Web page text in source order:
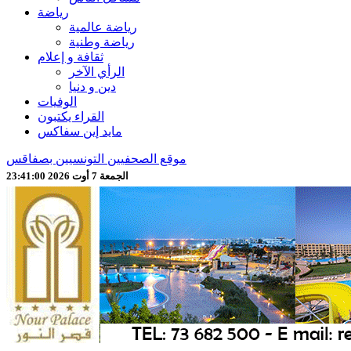
رياضة
رياضة عالمية
رياضة وطنية
ثقافة و إعلام
الرأي الآخر
دين و دنيا
الوفيات
القراء يكتبون
مايد إين سفاكس
موقع الصحفيين التونسيين بصفاقس
الجمعة 7 أوت 2026 23:41:02